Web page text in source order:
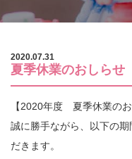
2020.07.31
夏季休業のおしらせ
【2020年度 夏季休業のお
誠に勝手ながら、以下の
だきます。